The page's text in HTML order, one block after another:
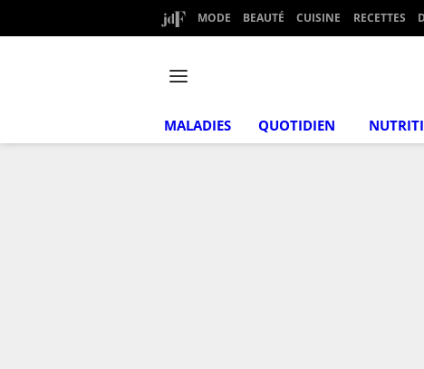
MODE BEAUTÉ CUISINE RECETTES
MALADIES QUOTIDIEN